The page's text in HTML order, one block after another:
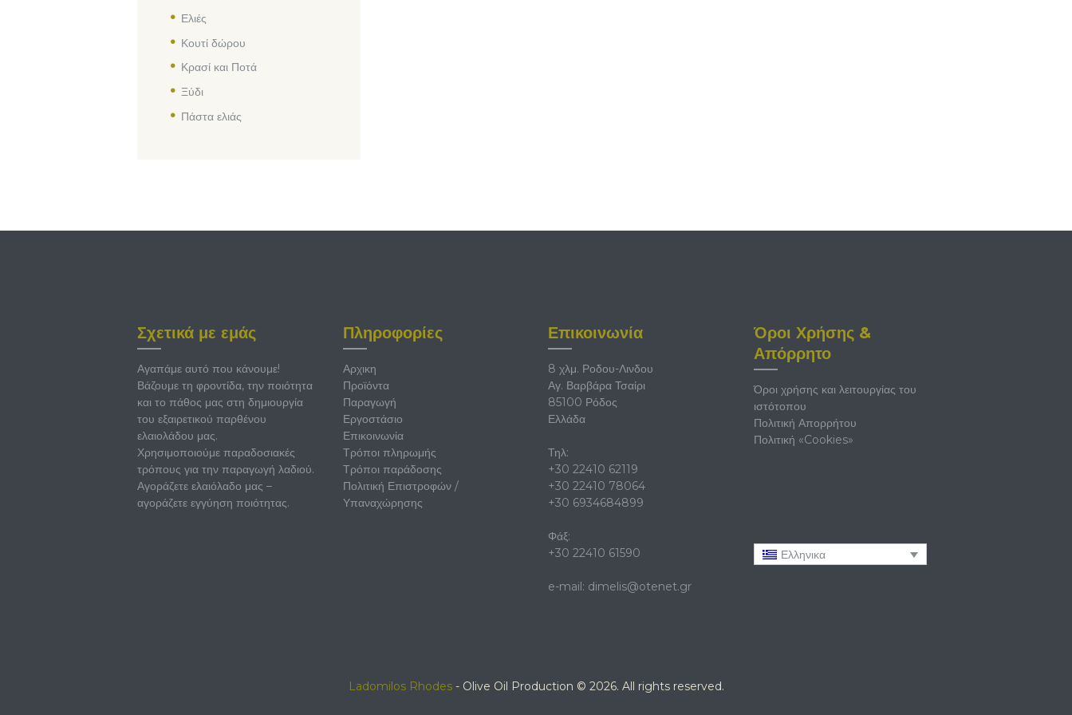
Ελιές
Κουτί δώρου
Κρασί και Ποτά
Ξύδι
Πάστα ελιάς
Σχετικά με εμάς
Αγαπάμε αυτό που κάνουμε!
Βάζουμε τη φροντίδα, την ποιότητα
και το πάθος μας στη δημιουργία
του εξαιρετικού παρθένου
ελαιολάδου μας.
Χρησιμοποιούμε παραδοσιακές
τρόπους για την παραγωγή λαδιού.
Αγοράζετε ελαιόλαδο μας –
αγοράζετε εγγύηση ποιότητας.
Πληροφορίες
Αρχικη
Προϊόντα
Παραγωγή
Εργοστάσιο
Επικοινωνία
Τρόποι πληρωμής
Τρόποι παράδοσης
Πολιτική Επιστροφών /
Υπαναχώρησης
Επικοινωνία
8 χλμ. Ροδου-Λινδου
Αγ. Βαρβάρα Τσαίρι
85100 Ρόδος
Ελλάδα
Τηλ:
+30 22410 62119
+30 22410 78064
+30 6934684899
Φάξ:
+30 22410 61590
e-mail: dimelis@otenet.gr
Όροι Χρήσης &
Απόρρητο
Όροι χρήσης και λειτουργίας του
ιστότοπου
Πολιτική Απορρήτου
Πολιτική «Cookies»
Ελληνικα
Ladomilos Rhodes- Olive Oil Production © 2026. All rights reserved.